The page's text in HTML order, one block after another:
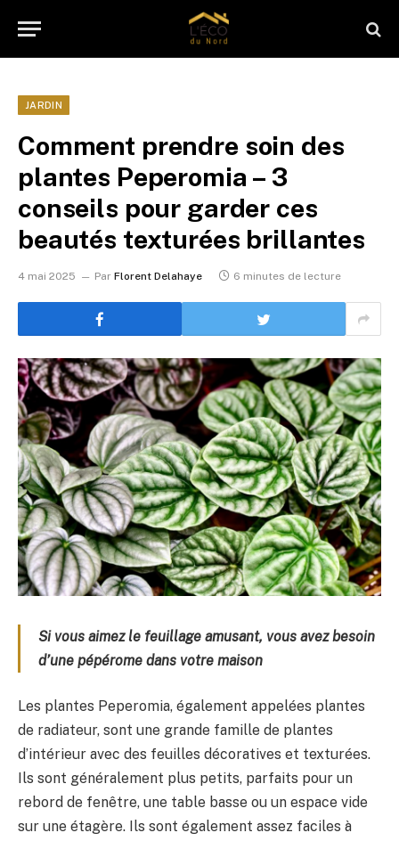
JARDIN
Comment prendre soin des
plantes Peperomia – 3
conseils pour garder ces
beautés texturées brillantes
4 mai 2025 Par Florent Delahaye 6 minutes de lecture
Si vous aimez le feuillage amusant, vous avez besoin
d’une pépérome dans votre maison
Les plantes Peperomia, également appelées plantes
de radiateur, sont une grande famille de plantes
d’intérieur avec des feuilles décoratives et texturées.
Ils sont généralement plus petits, parfaits pour un
rebord de fenêtre, une table basse ou un espace vide
sur une étagère. Ils sont également assez faciles à